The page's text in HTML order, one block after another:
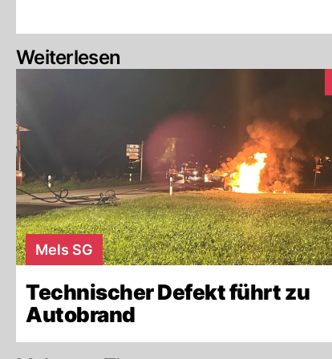
Weiterlesen
Mels SG
Technischer Defekt führt zu
Autobrand